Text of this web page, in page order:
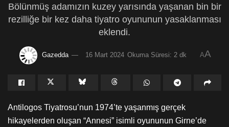
Bölünmüş adamızın kuzey yarısında yaşanan bin bir
rezilliğe bir kez daha tiyatro oyununun yasaklanması
eklendi.
Gazedda 16 Mart 2024 Okuma Süresi: 2 dk AA
Antilogos Tiyatrosu’nun 1974’te yaşanmış gerçek
hikayelerden oluşan “Annesi” isimli oyununun Girne’de